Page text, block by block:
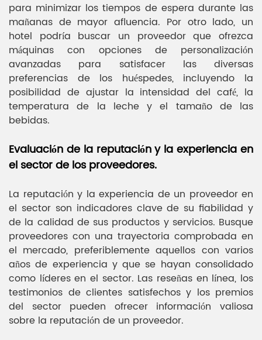
para minimizar los tiempos de espera durante las
mañanas de mayor afluencia. Por otro lado, un
hotel podría buscar un proveedor que ofrezca
máquinas con opciones de personalización
avanzadas para satisfacer las diversas
preferencias de los huéspedes, incluyendo la
posibilidad de ajustar la intensidad del café, la
temperatura de la leche y el tamaño de las
bebidas.
Evaluación de la reputación y la experiencia en
el sector de los proveedores.
La reputación y la experiencia de un proveedor en
el sector son indicadores clave de su fiabilidad y
de la calidad de sus productos y servicios. Busque
proveedores con una trayectoria comprobada en
el mercado, preferiblemente aquellos con varios
años de experiencia y que se hayan consolidado
como líderes en el sector. Las reseñas en línea, los
testimonios de clientes satisfechos y los premios
del sector pueden ofrecer información valiosa
sobre la reputación de un proveedor.